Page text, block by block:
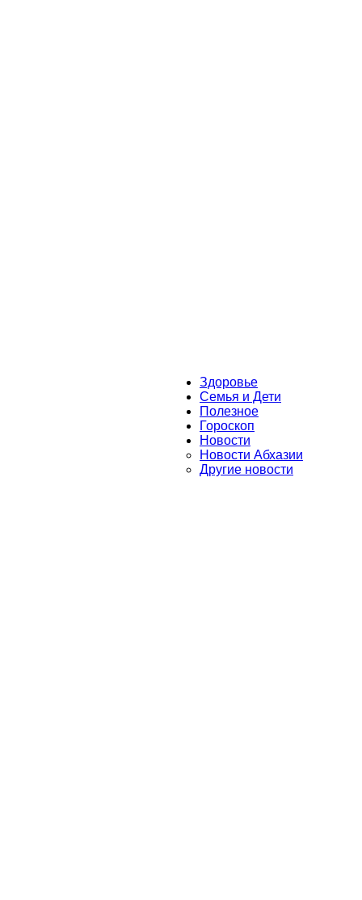
Здоровье
Семья и Дети
Полезное
Гороскоп
Новости
Новости Абхазии
Другие новости